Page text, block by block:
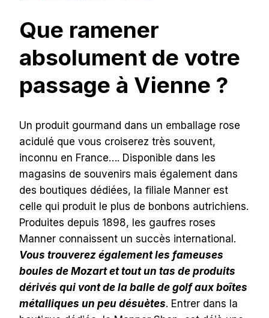
Que ramener
absolument de votre
passage à Vienne ?
Un produit gourmand dans un emballage rose
acidulé que vous croiserez très souvent,
inconnu en France…. Disponible dans les
magasins de souvenirs mais également dans
des boutiques dédiées, la filiale Manner est
celle qui produit le plus de bonbons autrichiens.
Produites depuis 1898, les gaufres roses
Manner connaissent un succès international.
Vous trouverez également les fameuses
boules de Mozart et tout un tas de produits
dérivés qui vont de la balle de golf aux boîtes
métalliques un peu désuètes. Entrer dans la